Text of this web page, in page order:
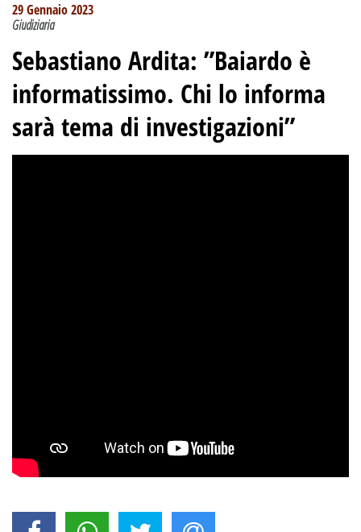
29 Gennaio 2023
Giudiziaria
Sebastiano Ardita: ”Baiardo è
informatissimo. Chi lo informa
sarà tema di investigazioni”